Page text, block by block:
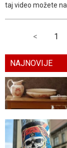
taj video možete
< 1
NAJNOVIJE